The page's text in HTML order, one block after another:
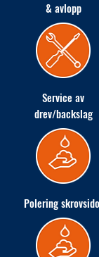
& avlopp
Service av
drev/backslag
Polering